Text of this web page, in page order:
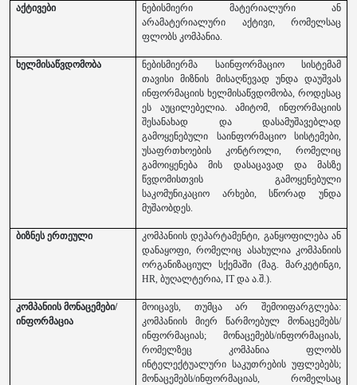
აქტივები
ნებისმიერი მატერიალური ან
არამატერიალური აქტივი, რომელსაც
ფლობს კომპანია.
ხელმისაწვდომობა
ნებისმიერმა საინფორმაციო სისტემამ
თავისი მიზნის მისაღწევად უნდა დაუშვას
ინფორმაციის ხელმისაწვდომობა, როდესაც
ეს აუცილებელია. ამიტომ, ინფორმაციის
შესანახად და დასამუშავებლად
გამოყენებული საინფორმაციო სისტემები,
უსაფრთხოების კონტროლი, რომელიც
გამოიყენება მის დასაცავად და მასზე
წვდომისთვის გამოყენებული
საკომუნიკაციო არხები, სწორად უნდა
მუშაობდეს.
ბიზნეს ერთეული
კომპანიის დეპარტამენტი, განყოფილება ან
დანაყოფი, რომელიც ასახულია კომპანიის
ორგანიზაციულ სქემაში (მაგ. მარკეტინგი,
HR, ბუღალტერია, IT და ა.შ.).
კომპანიის მონაცემები/
ინფორმაცია
მოიცავს, თუმცა არ შემოიფარგლება:
კომპანიის მიერ წარმოებულ მონაცემებს/
ინფორმაციას; მონაცემებს/ინფორმაციას,
რომელზეც კომპანია ფლობს
ინტელექტუალური საკუთრების უფლებებს;
მონაცემებს/ინფორმაციას, რომელსაც